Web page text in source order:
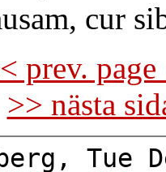
cur
prev.
>> nästa
Tue